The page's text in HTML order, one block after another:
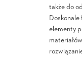
także do
elementy